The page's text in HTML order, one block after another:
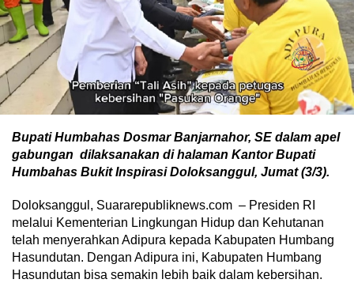
Bupati Humbahas Dosmar Banjarnahor, SE dalam apel
gabungan dilaksanakan di halaman Kantor Bupati
Humbahas Bukit Inspirasi Doloksanggul, Jumat (3/3).
Doloksanggul, Suararepubliknews.com – Presiden RI
melalui Kementerian Lingkungan Hidup dan Kehutanan
telah menyerahkan Adipura kepada Kabupaten Humbang
Hasundutan. Dengan Adipura ini, Kabupaten Humbang
Hasundutan bisa semakin lebih baik dalam kebersihan.